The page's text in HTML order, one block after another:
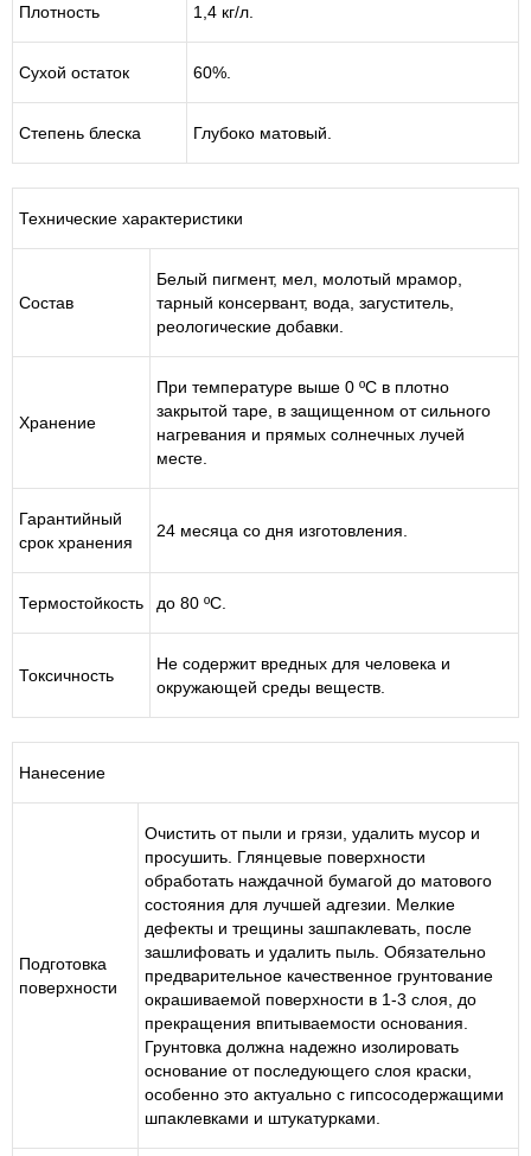
Плотность 1,4 кг/л.
Сухой остаток 60%.
Степень блеска Глубоко матовый.
Технические характеристики
Состав
Белый пигмент, мел, молотый мрамор,
тарный консервант, вода, загуститель,
реологические добавки.
Хранение
При температуре выше 0 ºС в плотно
закрытой таре, в защищенном от сильного
нагревания и прямых солнечных лучей
месте.
Гарантийный
срок хранения
24 месяца со дня изготовления.
Термостойкость до 80 ºС.
Токсичность
Не содержит вредных для человека и
окружающей среды веществ.
Нанесение
Подготовка
поверхности
Очистить от пыли и грязи, удалить мусор и
просушить. Глянцевые поверхности
обработать наждачной бумагой до матового
состояния для лучшей адгезии. Мелкие
дефекты и трещины зашпаклевать, после
зашлифовать и удалить пыль. Обязательно
предварительное качественное грунтование
окрашиваемой поверхности в 1-3 слоя, до
прекращения впитываемости основания.
Грунтовка должна надежно изолировать
основание от последующего слоя краски,
особенно это актуально с гипсосодержащими
шпаклевками и штукатурками.